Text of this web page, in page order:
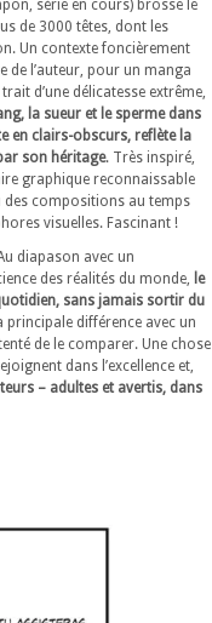
série en cours) brosse le
de 3000 têtes, dont les
Un contexte foncièrement
de l’auteur, pour un manga
d’une délicatesse extrême,
la sueur et le sperme dans
en clairs-obscurs, reflète la
son héritage. Très inspiré,
graphique reconnaissable
des compositions au temps
visuelles. Fascinant !
diapason avec un
des réalités du monde, le
sans jamais sortir du
principale différence avec un
de le comparer. Une chose
dans l’excellence et,
– adultes et avertis, dans